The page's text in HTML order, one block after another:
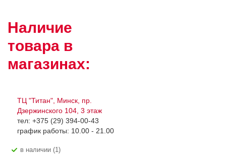
Наличие
товара в
магазинах:
ТЦ "Титан", Минск, пр.
Дзержинского 104, 3 этаж
тел: +375 (29) 394-00-43
график работы: 10.00 - 21.00
В наличии (1)